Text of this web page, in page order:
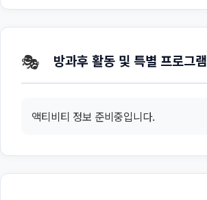
🎭 방과후 활동 및 특별 프로그램
액티비티 정보 준비중입니다.